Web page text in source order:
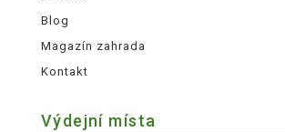
Blog
Magazín zahrada
Kontakt
Výdejní místa